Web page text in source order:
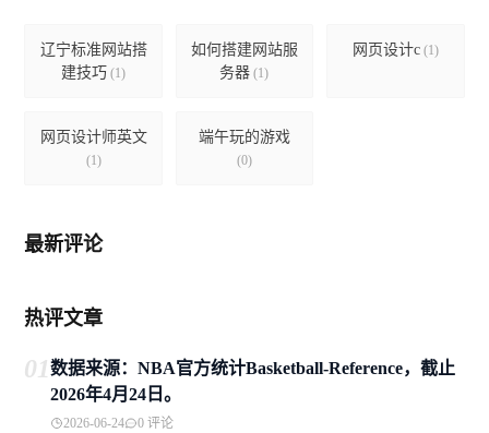
辽宁标准网站搭
建技巧 (1)
如何搭建网站服
务器 (1)
网页设计c(1)
网页设计师英文
(1)
端午玩的游戏
(0)
最新评论
热评文章
01数据来源：NBA官方统计Basketball-Reference，截止
2026年4月24日。
2026-06-24 0 评论